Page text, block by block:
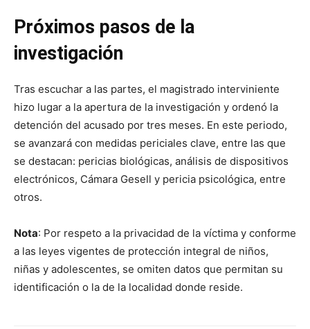
Próximos pasos de la
investigación
Tras escuchar a las partes, el magistrado interviniente
hizo lugar a la apertura de la investigación y ordenó la
detención del acusado por tres meses. En este periodo,
se avanzará con medidas periciales clave, entre las que
se destacan: pericias biológicas, análisis de dispositivos
electrónicos, Cámara Gesell y pericia psicológica, entre
otros.
Nota: Por respeto a la privacidad de la víctima y conforme
a las leyes vigentes de protección integral de niños,
niñas y adolescentes, se omiten datos que permitan su
identificación o la de la localidad donde reside.